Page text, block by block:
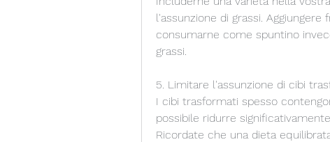
l'assunzione di grassi.
consumarne come spuntino
grassi.
5. Limitare l'assunzione di cibi
I cibi trasformati spesso
possibile ridurre
Ricordate che una dieta